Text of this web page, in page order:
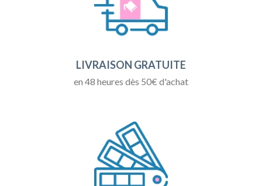
LIVRAISON GRATUITE
en 48 heures dès 50€ d'achat